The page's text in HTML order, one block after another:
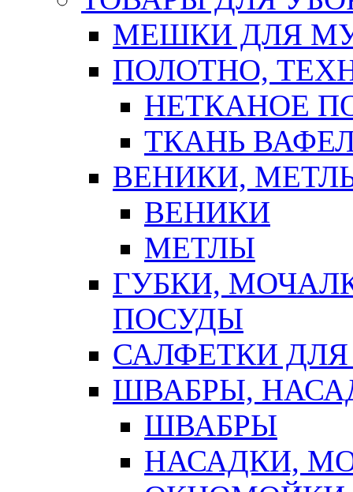
МЕШКИ ДЛЯ
ПОЛОТНО,
НЕТКАНОЕ
ТКАНЬ
ВЕНИКИ,
ВЕНИКИ
МЕТЛЫ
ГУБКИ,
ПОСУДЫ
САЛФЕТКИ
ШВАБРЫ,
ШВАБРЫ
НАСАДКИ,